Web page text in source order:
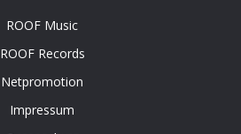
ROOF Music
ROOF Records
Netpromotion
Impressum